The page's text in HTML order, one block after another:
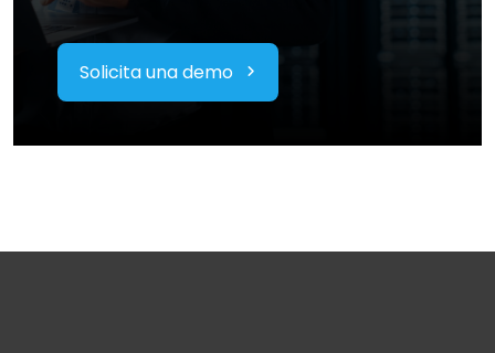
Solicita una demo